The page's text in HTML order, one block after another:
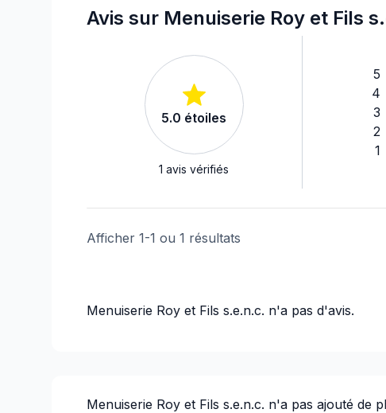
Portes & Fenêtres - Fournir et installer
Portes & Fenêtres - Fournir seulement
Rénovation Int. / Ext.
Rénovation Logement Locatif
Rénovation maison ou rdc
Rénovations - Après sinistre
Rénovations - Cuisine (avec électricité /
Rénovations - Garage
Rénovations - Local Commercial/Bureau
Rénovations - Salle de bain (avec électricité /
Toiture - Toit plat
Avis sur Menuiserie Roy et Fils
5.0 étoiles
1 avis vérifiés
5
4
3
2
1
Afficher 1-1 ou 1 résultats
Menuiserie Roy et Fils s.e.n.c. n'a pas d'avis.
Menuiserie Roy et Fils s.e.n.c. n'a pas ajouté de